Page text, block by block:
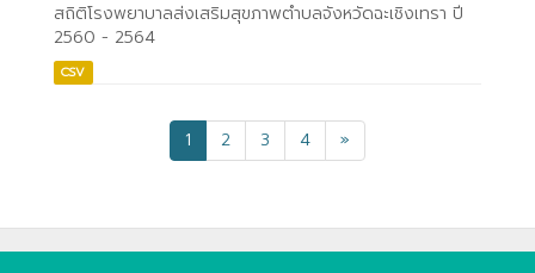
สถิติโรงพยาบาลส่งเสริมสุขภาพตำบลจังหวัดฉะเชิงเทรา ปี
2560 - 2564
CSV
1 2 3 4 »